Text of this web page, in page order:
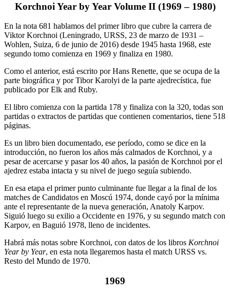
Korchnoi Year by Year Volume II (1969 – 1980)
En la nota 681 hablamos del primer libro que cubre la carrera de
Viktor Korchnoi (Leningrado, URSS, 23 de marzo de 1931 –
Wohlen, Suiza, 6 de junio de 2016) desde 1945 hasta 1968, este
segundo tomo comienza en 1969 y finaliza en 1980.
Como el anterior, está escrito por Hans Renette, que se ocupa de la
parte biográfica y por Tibor Karolyi de la parte ajedrecística, fue
publicado por Elk and Ruby.
El libro comienza con la partida 178 y finaliza con la 320, todas son
partidas o extractos de partidas que contienen comentarios, tiene 518
páginas.
Es un libro bien documentado, ese período, como se dice en la
introducción, no fueron los años más calmados de Korchnoi, y a
pesar de acercarse y pasar los 40 años, la pasión de Korchnoi por el
ajedrez estaba intacta y su nivel de juego seguía subiendo.
En esa etapa el primer punto culminante fue llegar a la final de los
matches de Candidatos en Moscú 1974, donde cayó por la mínima
ante el representante de la nueva generación, Anatoly Karpov.
Siguió luego su exilio a Occidente en 1976, y su segundo match con
Karpov, en Baguió 1978, lleno de incidentes.
Habrá más notas sobre Korchnoi, con datos de los libros Korchnoi
Year by Year, en esta nota llegaremos hasta el match URSS vs.
Resto del Mundo de 1970.
1969